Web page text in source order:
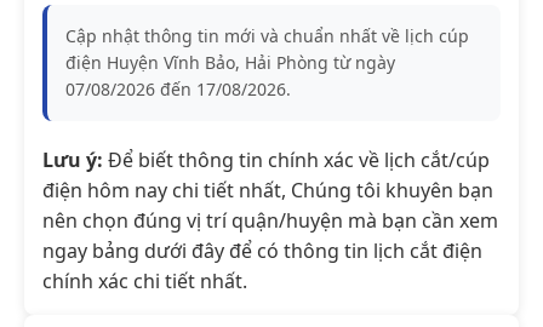
Cập nhật thông tin mới và chuẩn nhất về lịch cúp
điện Huyện Vĩnh Bảo, Hải Phòng từ ngày
07/08/2026 đến 17/08/2026.
Lưu ý: Để biết thông tin chính xác về lịch cắt/cúp
điện hôm nay chi tiết nhất, Chúng tôi khuyên bạn
nên chọn đúng vị trí quận/huyện mà bạn cần xem
ngay bảng dưới đây để có thông tin lịch cắt điện
chính xác chi tiết nhất.